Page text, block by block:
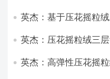
英杰：基于压花摇粒
英杰：压花摇粒绒三
英杰：高弹性压花摇